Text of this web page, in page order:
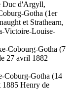
Duc d'Argyll,
Gotha (1er
et Strathearn,
Victoire-Louise-
Cobourg-Gotha (7
27 avril 1882
Coburg-Gotha (14
Henry de